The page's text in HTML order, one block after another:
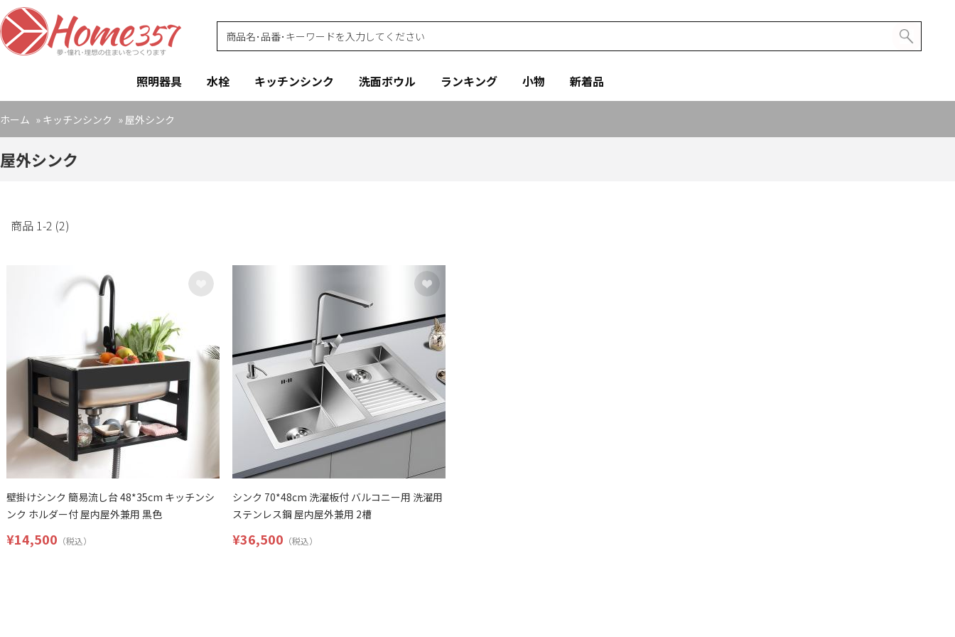
照明器具 水栓 キッチンシンク 洗面ボウル ランキング 小物 新着品
ホーム » キッチンシンク » 屋外シンク
屋外シンク
商品 1-2 (2)
壁掛けシンク 簡易流し台 48*35cm キッチンシ
ンク ホルダー付 屋内屋外兼用 黒色
¥14,500 （税込）
シンク 70*48cm 洗濯板付 バルコニー用 洗濯用
ステンレス鋼 屋内屋外兼用 2槽
¥36,500 （税込）